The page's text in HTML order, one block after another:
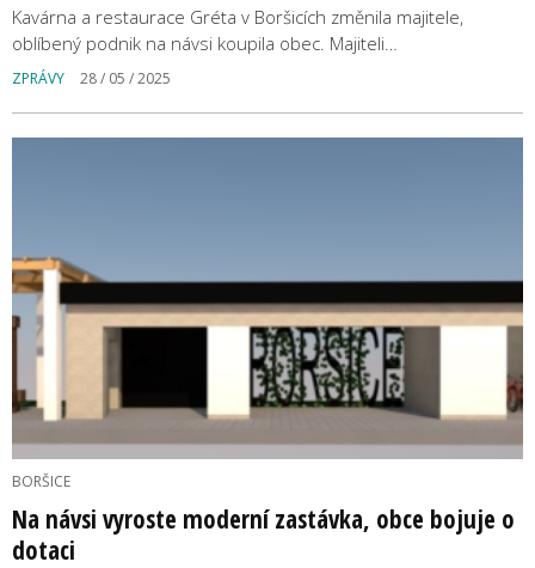
Kavárna a restaurace Gréta v Boršicích změnila majitele,
oblíbený podnik na návsi koupila obec. Majiteli…
ZPRÁVY 28 / 05 / 2025
BORŠICE
Na návsi vyroste moderní zastávka, obce bojuje o
dotaci